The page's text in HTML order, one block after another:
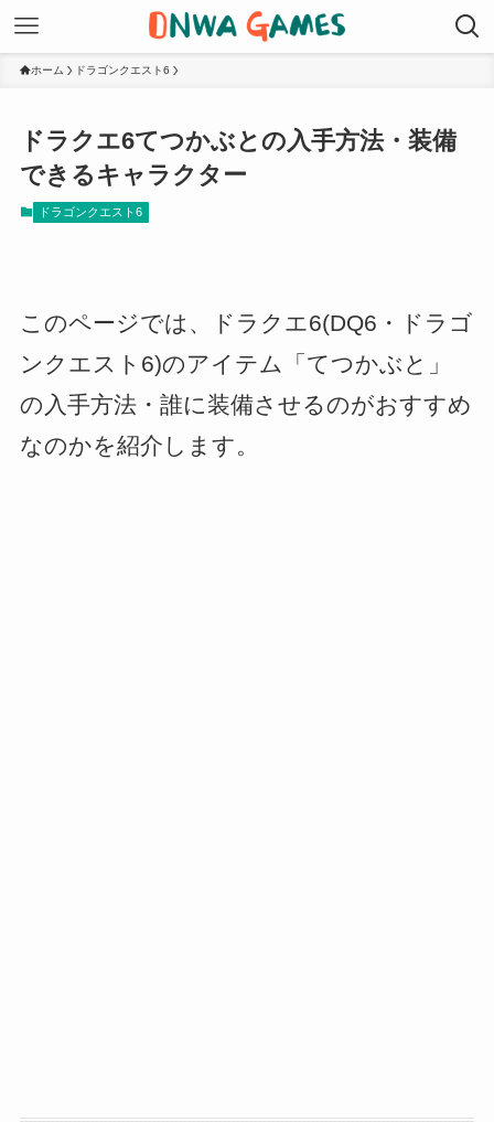
ホーム ドラゴンクエスト6
ドラクエ6てつかぶとの入手方法・装備
できるキャラクター
ドラゴンクエスト6
このページでは、ドラクエ6(DQ6・ドラゴ
ンクエスト6)のアイテム「てつかぶと」
の入手方法・誰に装備させるのがおすすめ
なのかを紹介します。